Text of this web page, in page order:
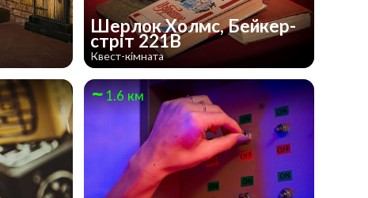
Шерлок Холмс, Бейкер-
стріт 221В
Квест-кімната
1.6 км